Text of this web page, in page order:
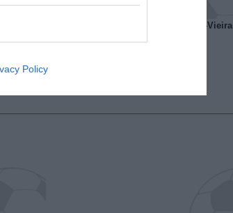
Policy
A gennaio ipotesi scambio Davids-Vieira